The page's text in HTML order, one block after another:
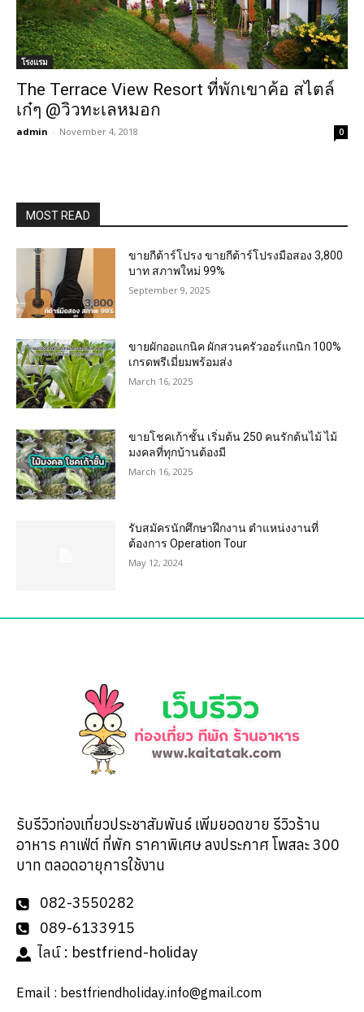
โรงแรม
The Terrace View Resort ที่พักเขาค้อ สไตล์
เก๋ๆ @วิวทะเลหมอก
admin - November 4, 2018 0
MOST READ
ขายกีต้าร์โปรง ขายกีต้าร์โปรงมือสอง 3,800
บาท สภาพใหม่ 99%
September 9, 2025
ขายผักออแกนิค ผักสวนครัวออร์แกนิก 100%
เกรดพรีเมี่ยมพร้อมส่ง
March 16, 2025
ขายโชคเก้าชั้น เริ่มต้น 250 คนรักต้นไม้ ไม้
มงคลที่ทุกบ้านต้องมี
March 16, 2025
รับสมัครนักศึกษาฝึกงาน ตำแหน่งงานที่
ต้องการ Operation Tour
May 12, 2024
รับรีวิวท่องเที่ยวประชาสัมพันธ์ เพิ่มยอดขาย รีวิวร้าน
อาหาร คาเฟ่ต์ ที่พัก ราคาพิเศษ ลงประกาศ โพสละ 300
บาท ตลอดอายุการใช้งาน
082-3550282
089-6133915
ไลน์ : bestfriend-holiday
Email : bestfriendholiday.info@gmail.com